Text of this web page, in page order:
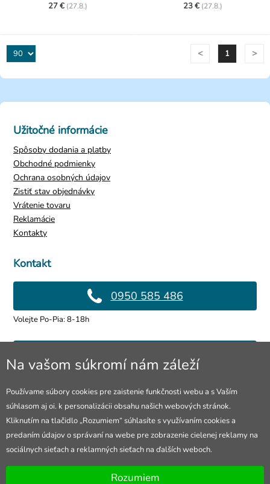
27 € (27.8.)
23 € (27.8.)
< 1 >
Kontakt
0950 585 486
Volejte Po-Pia: 8-18h
info@4lol.cz
Predajňa v Ostrave
28. října 250, Ostrava
Otevřeno Po-Pia: 10-18h
Užitočné informácie
Spôsoby dodania a platby
Obchodné podmienky
Ochrana osobných údajov
Zistiť stav objednávky
Vrátenie tovaru
Reklamácie
Kontakty
Na vašom súkromí nám záleží
Používame súbory cookies pre zaistenie funkčnosti webu a s Vaším
súhlasom aj oi. k personalizácii obsahu našich webových stránok.
Kliknutím na tlačidlo „Rozumiem“ súhlasíte s využívaním cookies a
predaním údajov o správaní na webe pre zobrazenie cielenej reklamy na
sociálnych sieťach a reklamných sieťach na ďalších weboch.
Rozumiem